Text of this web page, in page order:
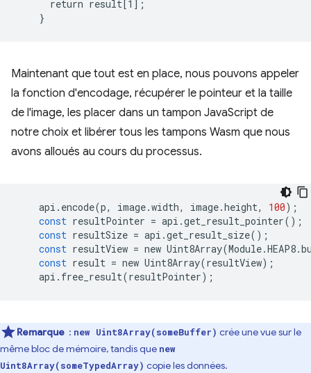
      return result[1];
Maintenant que tout est en place, nous pouvons appeler
la fonction d'encodage, récupérer le pointeur et la taille
de l'image, les placer dans un tampon JavaScript de
notre choix et libérer tous les tampons Wasm que nous
avons alloués au cours du processus.
api . encode(p, image.width, image.height, 100);
const resultPointer = api .get_result_pointer();
const resultSize = api .get_result_size();
const resultView = new Uint8Array(Module.HEAP8.
const result = new Uint8Array(resultView);
api . free_result(resultPointer);
Remarque : new Uint8Array(someBuffer) crée une vue sur le
même bloc de mémoire, tandis que new
Uint8Array(someTypedArray) copie les données.